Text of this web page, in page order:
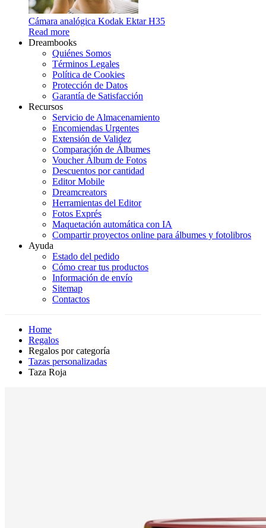
Cámara analógica Kodak Ektar H35
Read more
Dreambooks
Quiénes Somos
Términos Legales
Política de Cookies
Protección de Datos
Garantía de Satisfacción
Recursos
Servicio de Almacenamiento
Encomiendas Urgentes
Extensión de Validez
Comparación de Álbumes
Voucher Álbum de Fotos
Descuentos por cantidad
Editor Mobile
Dreamcreators
Herramientas del Editor
Fotos Exprés
Maquetación automática con IA
Compartir proyectos online para álbumes y fotolibros
Ayuda
Estado del pedido
Cómo crear tus productos
Información de envío
Sitemap
Contactos
Home
Regalos
Regalos por categoría
Tazas personalizadas
Taza Roja